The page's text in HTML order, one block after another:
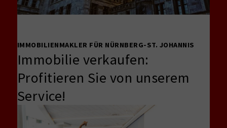
IMMOBILIENMAKLER FÜR NÜRNBERG-ST. JOHANNIS
Immobilie verkaufen:
Profitieren Sie von unserem
Service!